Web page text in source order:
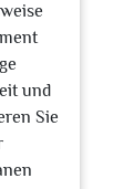
und
Sie